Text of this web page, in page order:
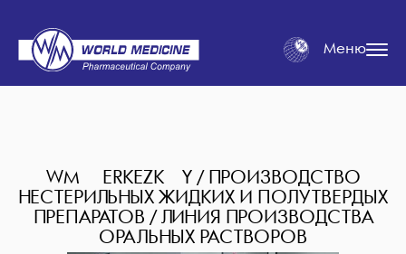
Меню
WM ÇERKEZKÖY / ПРОИЗВОДСТВО
НЕСТЕРИЛЬНЫХ ЖИДКИХ И ПОЛУТВЕРДЫХ
ПРЕПАРАТОВ / ЛИНИЯ ПРОИЗВОДСТВА
ОРАЛЬНЫХ РАСТВОРОВ